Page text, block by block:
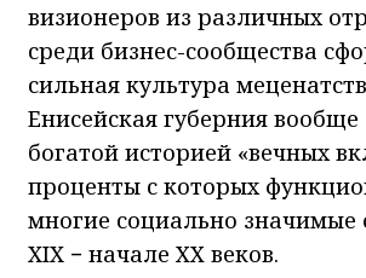
визионеров из различных
среди бизнес-сообщества
сильная культура
Енисейская губерния вообще
богатой историей «вечных
проценты с которых
многие социально значимые
XIX − начале ХХ веков.